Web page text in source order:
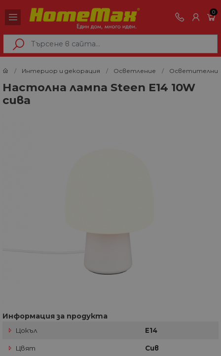
0
Интериор и декорация Осветление Осветителни
Настолна лампа Steen E14 10W
сива
Информация за продукта
Цокъл E14
Цвят Сив